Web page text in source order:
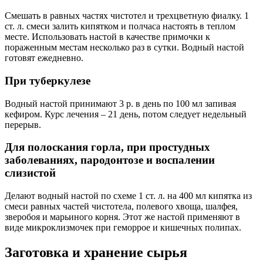
Смешать в равных частях чистотел и трехцветную фиалку. 1
ст. л. смеси залить кипятком и полчаса настоять в теплом
месте. Использовать настой в качестве примочки к
пораженным местам несколько раз в сутки. Водный настой
готовят ежедневно.
При туберкулезе
Водный настой принимают 3 р. в день по 100 мл запивая
кефиром. Курс лечения – 21 день, потом следует недельный
перерыв.
Для полоскания горла, при простудных
заболеваниях, пародонтозе и воспалении
слизистой
Делают водный настой по схеме 1 ст. л. на 400 мл кипятка из
смеси равных частей чистотела, полевого хвоща, шалфея,
зверобоя и марьиного корня. Этот же настой применяют в
виде микроклизмочек при геморрое и кишечных полипах.
Заготовка и хранение сырья